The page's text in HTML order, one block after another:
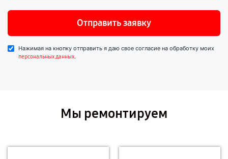
Отправить заявку
Нажимая на кнопку отправить я даю свое согласие на обработку моих
персональных данных.
Мы ремонтируем